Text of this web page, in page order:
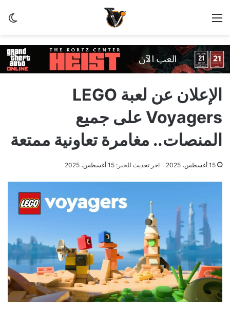
القائمة
الإعلان عن لعبة LEGO
Voyagers على جميع
المنصات.. مغامرة تعاونية ممتعة
15 أغسطس، 2025 اخر تحديث للخبر: 15 أغسطس، 2025